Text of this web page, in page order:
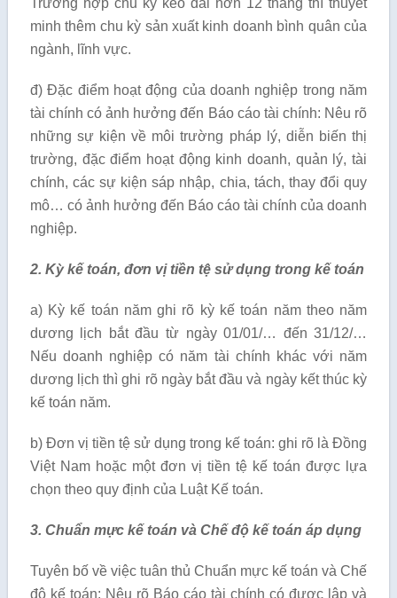
Trường hợp chu kỳ kéo dài hơn 12 tháng thì thuyết
minh thêm chu kỳ sản xuất kinh doanh bình quân của
ngành, lĩnh vực.
đ) Đặc điểm hoạt động của doanh nghiệp trong năm
tài chính có ảnh hưởng đến Báo cáo tài chính: Nêu rõ
những sự kiện về môi trường pháp lý, diễn biến thị
trường, đặc điểm hoạt động kinh doanh, quản lý, tài
chính, các sự kiện sáp nhập, chia, tách, thay đổi quy
mô… có ảnh hưởng đến Báo cáo tài chính của doanh
nghiệp.
2. Kỳ kế toán, đơn vị tiền tệ sử dụng trong kế toán
a) Kỳ kế toán năm ghi rõ kỳ kế toán năm theo năm
dương lịch bắt đầu từ ngày 01/01/… đến 31/12/…
Nếu doanh nghiệp có năm tài chính khác với năm
dương lịch thì ghi rõ ngày bắt đầu và ngày kết thúc kỳ
kế toán năm.
b) Đơn vị tiền tệ sử dụng trong kế toán: ghi rõ là Đồng
Việt Nam hoặc một đơn vị tiền tệ kế toán được lựa
chọn theo quy định của Luật Kế toán.
3. Chuẩn mực kế toán và Chế độ kế toán áp dụng
Tuyên bố về việc tuân thủ Chuẩn mực kế toán và Chế
độ kế toán: Nêu rõ Báo cáo tài chính có được lập và